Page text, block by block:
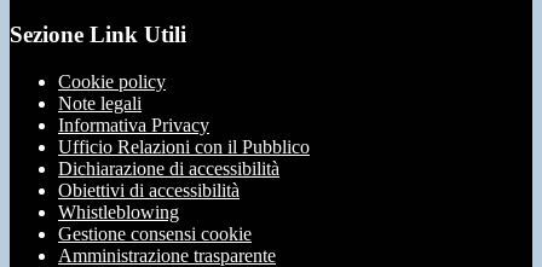
Sezione Link Utili
Cookie policy
Note legali
Informativa Privacy
Ufficio Relazioni con il Pubblico
Dichiarazione di accessibilità
Obiettivi di accessibilità
Whistleblowing
Gestione consensi cookie
Amministrazione trasparente